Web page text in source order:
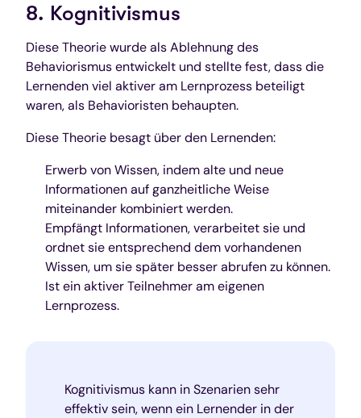
8. Kognitivismus
Diese Theorie wurde als Ablehnung des
Behaviorismus entwickelt und stellte fest, dass die
Lernenden viel aktiver am Lernprozess beteiligt
waren, als Behavioristen behaupten.
Diese Theorie besagt über den Lernenden:
Erwerb von Wissen, indem alte und neue
Informationen auf ganzheitliche Weise
miteinander kombiniert werden.
Empfängt Informationen, verarbeitet sie und
ordnet sie entsprechend dem vorhandenen
Wissen, um sie später besser abrufen zu können.
Ist ein aktiver Teilnehmer am eigenen
Lernprozess.
Kognitivismus kann in Szenarien sehr
effektiv sein, wenn ein Lernender in der